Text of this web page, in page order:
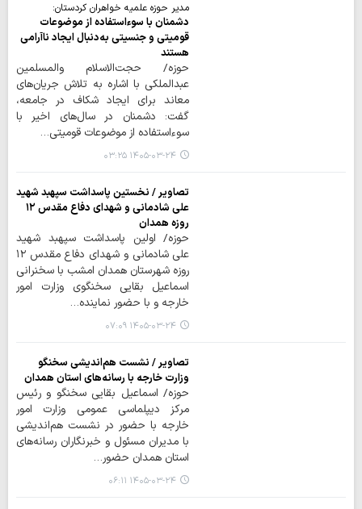
مدیر حوزه علمیه خواهران کردستان:
دشمنان با سوءاستفاده از موضوعات
قومیتی و جنسیتی به‌دنبال ایجاد ناآرامی
هستند
حوزه/ حجت‌الاسلام والمسلمین
عبدالملکی با اشاره به تلاش جریان‌های
معاند برای ایجاد شکاف در جامعه،
گفت: دشمنان در سال‌های اخیر با
سوءاستفاده از موضوعات قومیتی…
۱۴۰۵-۰۳-۲۴ ۰۳:۲۵
تصاویر / نخستین پاسداشت سپهبد شهید
علی شادمانی و شهدای دفاع مقدس ۱۲
روزه همدان
حوزه/ اولین پاسداشت سپهبد شهید
علی شادمانی و شهدای دفاع مقدس ۱۲
روزه شهرستان همدان امشب با سخنرانی
اسماعیل بقایی سخنگوی وزارت امور
خارجه و با حضور نماینده…
۱۴۰۵-۰۳-۲۴ ۰۷:۰۹
تصاویر / نشست هم‌اندیشی سخنگو
وزارت خارجه با رسانه‌های استان همدان
حوزه/ اسماعیل بقایی سخنگو و رئیس
مرکز دیپلماسی عمومی وزارت امور
خارجه با حضور در نشست هم‌اندیشی
با مدیران مسئول و خبرنگاران رسانه‌های
استان همدان حضور…
۱۴۰۵-۰۳-۲۴ ۰۶:۱۱